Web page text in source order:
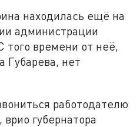
находилась ещё на
администрации
того времени от неё,
Губарева, нет
работодателю
губернатора